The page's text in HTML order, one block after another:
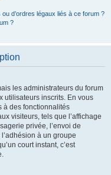
d’ordres légaux liés à ce forum ?
?
les administrateurs du forum
utilisateurs inscrits. En vous
à des fonctionnalités
visiteurs, tels que l’affichage
privée, l’envoi de
à un groupe
court instant, c’est